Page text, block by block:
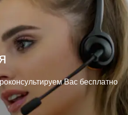
Вас бесплатно